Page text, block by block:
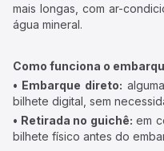
mais longas, com ar-
água mineral.
Como funciona o
• Embarque direto:
bilhete digital, sem
• Retirada no guichê: em
bilhete físico antes do